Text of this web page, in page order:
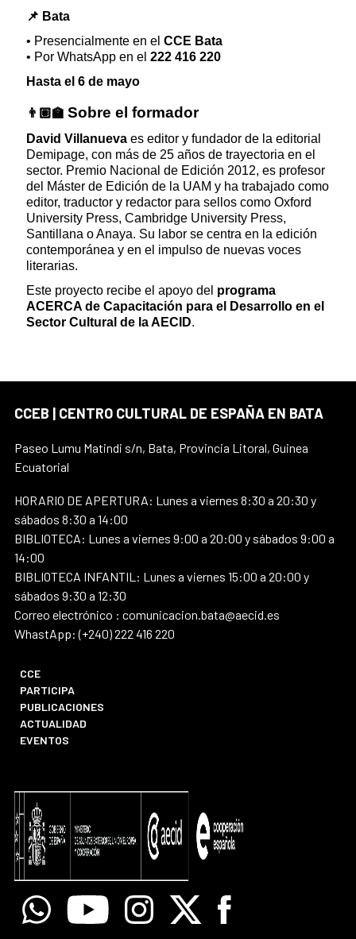
📌 Bata
• Presencialmente en el CCE Bata
• Por WhatsApp en el 222 416 220
Hasta el 6 de mayo
👨🏽‍🏫 Sobre el formador
David Villanueva es editor y fundador de la editorial
Demipage, con más de 25 años de trayectoria en el
sector. Premio Nacional de Edición 2012, es profesor
del Máster de Edición de la UAM y ha trabajado como
editor, traductor y redactor para sellos como Oxford
University Press, Cambridge University Press,
Santillana o Anaya. Su labor se centra en la edición
contemporánea y en el impulso de nuevas voces
literarias.
Este proyecto recibe el apoyo del programa
ACERCA de Capacitación para el Desarrollo en el
Sector Cultural de la AECID.
CCEB | CENTRO CULTURAL DE ESPAÑA EN BATA
Paseo Lumu Matindi s/n, Bata, Provincia Litoral, Guinea
Ecuatorial
HORARIO DE APERTURA: Lunes a viernes 8:30 a 20:30 y
sábados 8:30 a 14:00
BIBLIOTECA: Lunes a viernes 9:00 a 20:00 y sábados 9:00 a
14:00
BIBLIOTECA INFANTIL: Lunes a viernes 15:00 a 20:00 y
sábados 9:30 a 12:30
Correo electrónico : comunicacion.bata@aecid.es
WhastApp: (+240) 222 416 220
CCE
PARTICIPA
PUBLICACIONES
ACTUALIDAD
EVENTOS
WhatsappYoutube Instagram
X Facebook